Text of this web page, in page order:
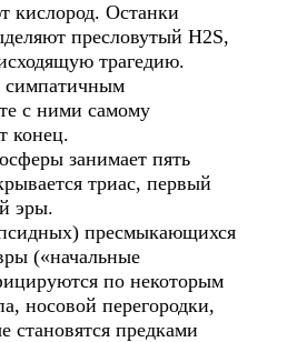
кислород. Останки
пресловутый H2S,
трагедию.
с ними самому
конец.
занимает пять
триас, первый
эры.
пресмыкающихся
(«начальные
по некоторым
носовой перегородки,
становятся предками